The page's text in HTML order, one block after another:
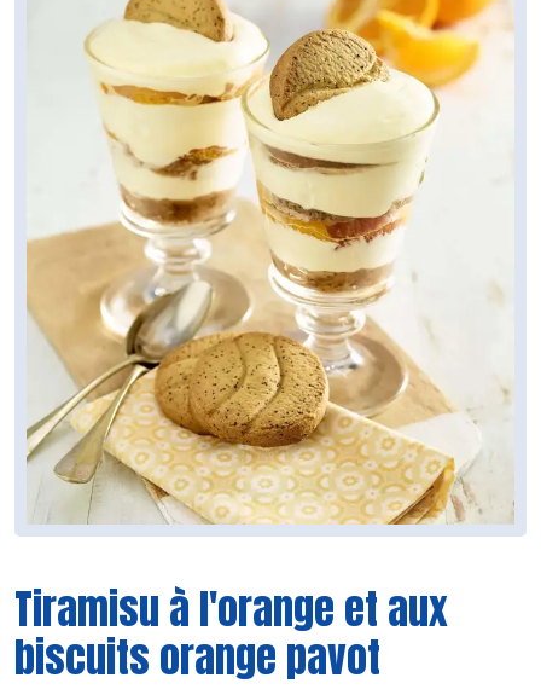
Tiramisu à l'orange et aux
biscuits orange pavot